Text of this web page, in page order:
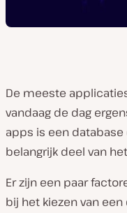
De meeste
vandaag de dag
apps is een
belangrijk deel van
Er zijn een paar
bij het kiezen van